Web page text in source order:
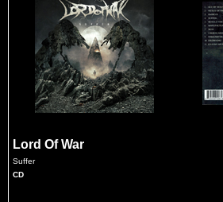
Lord Of War
Suffer
CD